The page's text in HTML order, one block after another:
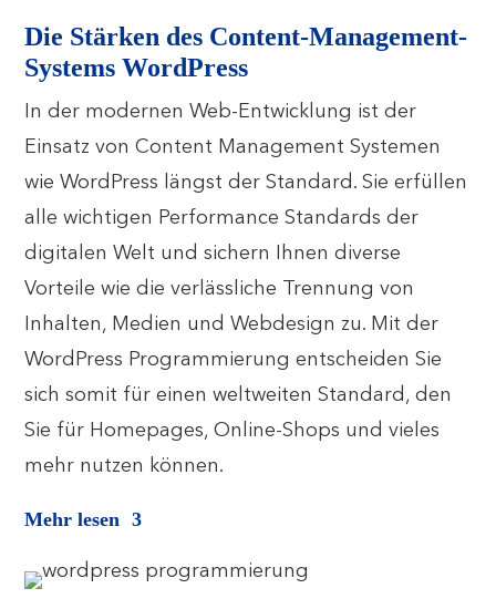
Die Stärken des Content-Management-
Systems WordPress
In der modernen Web-Entwicklung ist der
Einsatz von Content Management Systemen
wie WordPress längst der Standard. Sie erfüllen
alle wichtigen Performance Standards der
digitalen Welt und sichern Ihnen diverse
Vorteile wie die verlässliche Trennung von
Inhalten, Medien und Webdesign zu. Mit der
WordPress Programmierung entscheiden Sie
sich somit für einen weltweiten Standard, den
Sie für Homepages, Online-Shops und vieles
mehr nutzen können.
Mehr lesen